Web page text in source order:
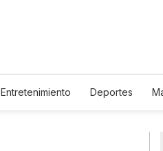
Entretenimiento Deportes